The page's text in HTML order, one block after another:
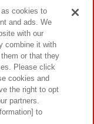
イトポリシー
ティ方針と検証結果
cookies to
and ads. We
with our
combine it with
or that they
Please click
cookies and
the right to opt
partners.
to